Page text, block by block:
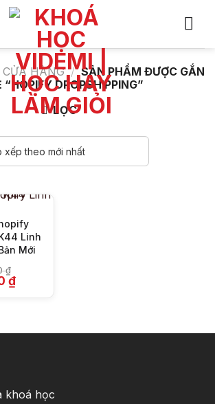
CỬA HÀNG / SẢN PHẨM ĐƯỢC GẮN
“HOPIFY DROPSHIPPING”
LỌC
Linh
Mới
₫
₫Giá
hiện
khoá học